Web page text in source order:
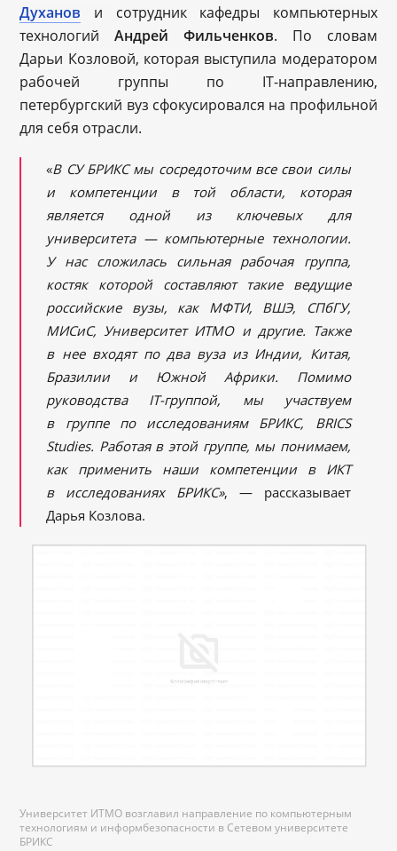
Духанов и сотрудник кафедры компьютерных
технологийАндрей Фильченков. По словам
Дарьи Козловой, которая выступила модератором
рабочей группы по IT-направлению,
петербургский вуз сфокусировался на профильной
для себя отрасли.
«В СУ БРИКС мы сосредоточим все свои силы
и компетенции в той области, которая
является одной из ключевых для
университета — компьютерные технологии.
У нас сложилась сильная рабочая группа,
костяк которой составляют такие ведущие
российские вузы, как МФТИ, ВШЭ, СПбГУ,
МИСиС, Университет ИТМО и другие. Также
в нее входят по два вуза из Индии, Китая,
Бразилии и Южной Африки. Помимо
руководства IT-группой, мы участвуем
в группе по исследованиям БРИКС, BRICS
Studies. Работая в этой группе, мы понимаем,
как применить наши компетенции в ИКТ
в исследованиях БРИКС», — рассказывает
Дарья Козлова.
Университет ИТМО возглавил направление по компьютерным
технологиям и информбезопасности в Сетевом университете
БРИКС